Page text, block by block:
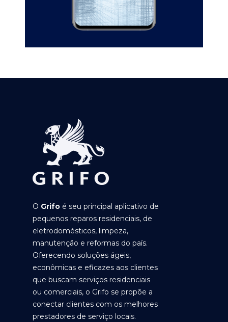
O Grifo é seu principal aplicativo de
pequenos reparos residenciais, de
eletrodomésticos, limpeza,
manutenção e reformas do país.
Oferecendo soluções ágeis,
econômicas e eficazes aos clientes
que buscam serviços residenciais
ou comerciais, o Grifo se propõe a
conectar clientes com os melhores
prestadores de serviço locais.